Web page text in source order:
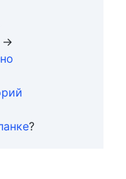
→
?